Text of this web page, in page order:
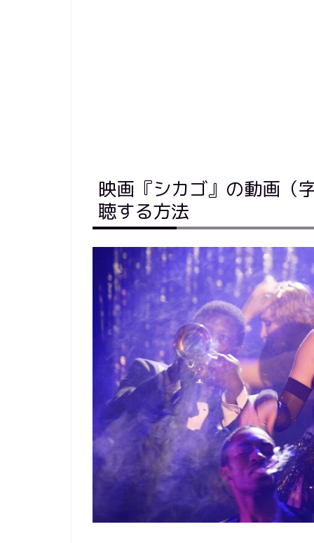
映画『シカゴ』の動画（
聴する方法